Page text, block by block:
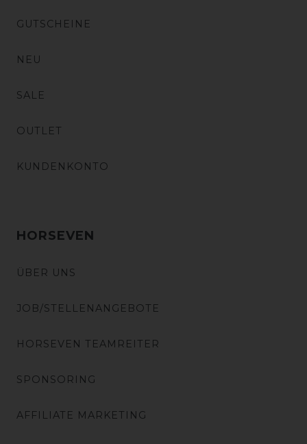
GUTSCHEINE
NEU
SALE
OUTLET
KUNDENKONTO
HORSEVEN
ÜBER UNS
JOB/STELLENANGEBOTE
HORSEVEN TEAMREITER
SPONSORING
AFFILIATE MARKETING